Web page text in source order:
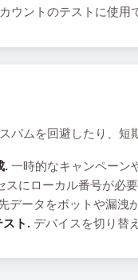
ウントのテストに使用
パムを回避したり、
. 一時的なキャンペーン
スにローカル番号が必
データをボットや漏洩
スト. デバイスを切り替